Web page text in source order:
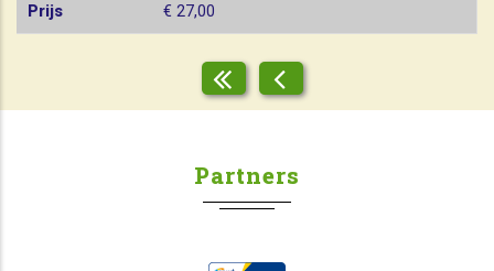
Prijs € 27,00
Partners